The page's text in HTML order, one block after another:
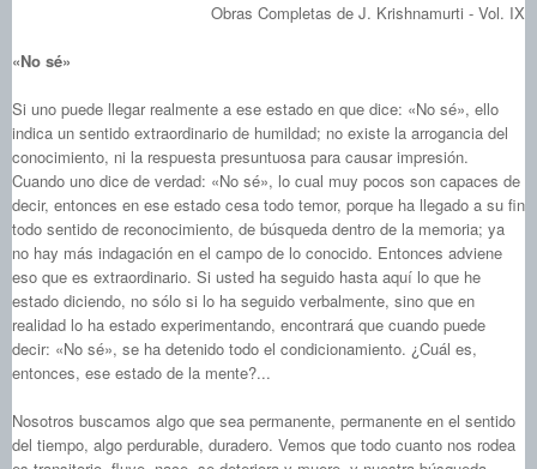
Obras Completas de J. Krishnamurti - Vol. IX
«No sé»
Si uno puede llegar realmente a ese estado en que dice: «No sé», ello
indica un sentido extraordinario de humildad; no existe la arrogancia del
conocimiento, ni la respuesta presuntuosa para causar impresión.
Cuando uno dice de verdad: «No sé», lo cual muy pocos son capaces de
decir, entonces en ese estado cesa todo temor, porque ha llegado a su fin
todo sentido de reconocimiento, de búsqueda dentro de la memoria; ya
no hay más indagación en el campo de lo conocido. Entonces adviene
eso que es extraordinario. Si usted ha seguido hasta aquí lo que he
estado diciendo, no sólo si lo ha seguido verbalmente, sino que en
realidad lo ha estado experimentando, encontrará que cuando puede
decir: «No sé», se ha detenido todo el condicionamiento. ¿Cuál es,
entonces, ese estado de la mente?...
Nosotros buscamos algo que sea permanente, permanente en el sentido
del tiempo, algo perdurable, duradero. Vemos que todo cuanto nos rodea